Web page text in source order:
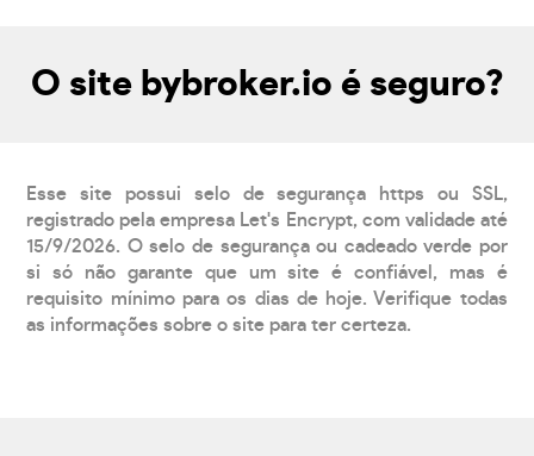
O site bybroker.io é seguro?
Esse site possui selo de segurança https ou SSL,
registrado pela empresa Let's Encrypt, com validade até
15/9/2026. O selo de segurança ou cadeado verde por
si só não garante que um site é confiável, mas é
requisito mínimo para os dias de hoje. Verifique todas
as informações sobre o site para ter certeza.